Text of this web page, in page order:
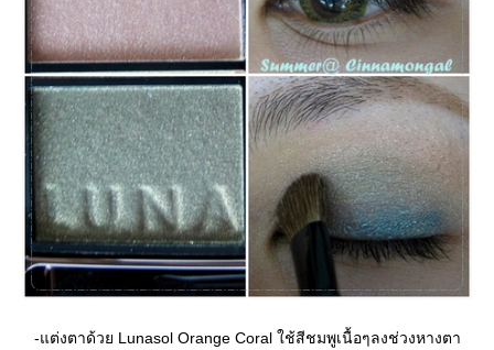
-แต่งตาด้วย Lunasol Orange Coral ใช้สีชมพูเนื้อๆลงช่วงหางตา